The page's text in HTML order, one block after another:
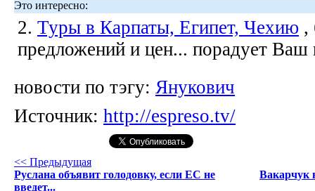
Это интересно:
2. Туры в Карпаты, Египет, Чехию ,
предложений и цен... порадует Ваш
новости по тэгу: Янукович
Источник: http://espreso.tv/
<< Предыдущая
Руслана объявит голодовку, если ЕС не
введет...
Вакарчук